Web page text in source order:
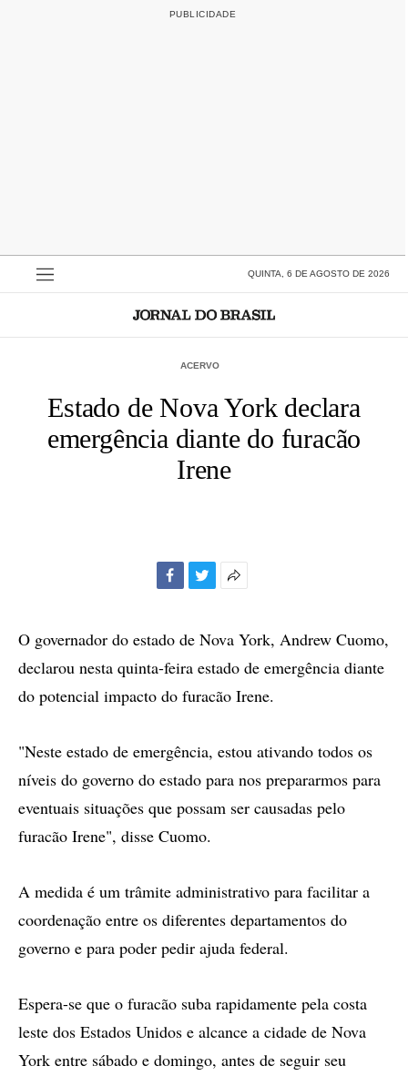
QUINTA, 6 DE AGOSTO DE 2026
ACERVO
Estado de Nova York declara
emergência diante do furacão
Irene
compartilhamento
O governador do estado de Nova York, Andrew Cuomo,
declarou nesta quinta-feira estado de emergência diante
do potencial impacto do furacão Irene.
"Neste estado de emergência, estou ativando todos os
níveis do governo do estado para nos prepararmos para
eventuais situações que possam ser causadas pelo
furacão Irene", disse Cuomo.
A medida é um trâmite administrativo para facilitar a
coordenação entre os diferentes departamentos do
governo e para poder pedir ajuda federal.
Espera-se que o furacão suba rapidamente pela costa
leste dos Estados Unidos e alcance a cidade de Nova
York entre sábado e domingo, antes de seguir seu